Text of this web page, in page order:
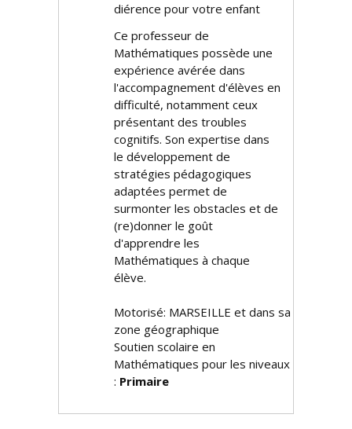
différence pour votre enfant
Ce professeur de
Mathématiques possède une
expérience avérée dans
l'accompagnement d'élèves en
difficulté, notamment ceux
présentant des troubles
cognitifs. Son expertise dans
le développement de
stratégies pédagogiques
adaptées permet de
surmonter les obstacles et de
(re)donner le goût
d'apprendre les
Mathématiques à chaque
élève.
Motorisé: MARSEILLE et dans sa
zone géographique
Soutien scolaire en
Mathématiques pour les niveaux
: Primaire